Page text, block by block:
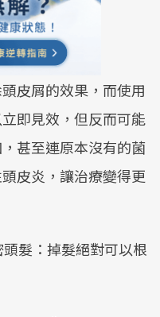
皮屑的效果，而使用
即見效，但反而可能
甚至連原本沒有的菌
皮炎，讓治療變得更
頭髮：掉髮絕對可以根